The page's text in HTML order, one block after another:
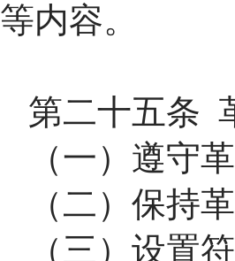
等内容。
第二十五条
（一）遵守
（二）保持
（三）设置